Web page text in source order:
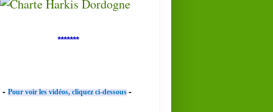
*******
- Pour voir les vidéos, cliquez ci-dessous -